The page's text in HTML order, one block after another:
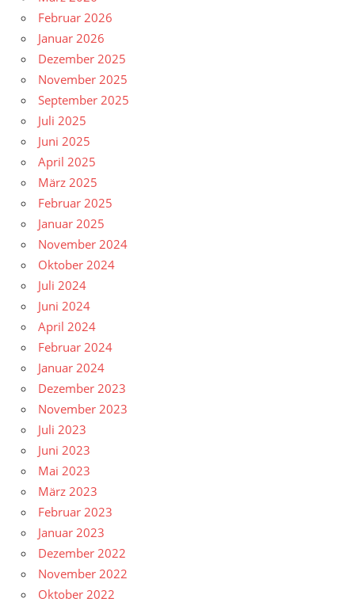
Februar 2026
Januar 2026
Dezember 2025
November 2025
September 2025
Juli 2025
Juni 2025
April 2025
März 2025
Februar 2025
Januar 2025
November 2024
Oktober 2024
Juli 2024
Juni 2024
April 2024
Februar 2024
Januar 2024
Dezember 2023
November 2023
Juli 2023
Juni 2023
Mai 2023
März 2023
Februar 2023
Januar 2023
Dezember 2022
November 2022
Oktober 2022